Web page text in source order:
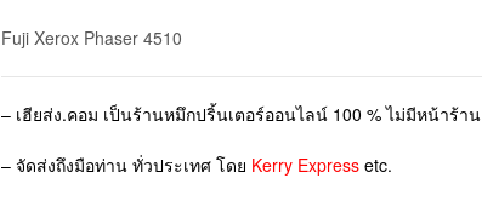
Fuji Xerox Phaser 4510
– เฮียส่ง.คอม เป็นร้านหมึกปริ้นเตอร์ออนไลน์ 100 % ไม่มีหน้าร้าน
– จัดส่งถึงมือท่าน ทั่วประเทศ โดย Kerry Expressetc.